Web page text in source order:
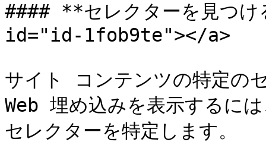
#### **セレクターを見
id="id-1fob9te"></a>
サイト コンテンツの特定の
Web 埋め込みを表示するに
セレクターを特定します。